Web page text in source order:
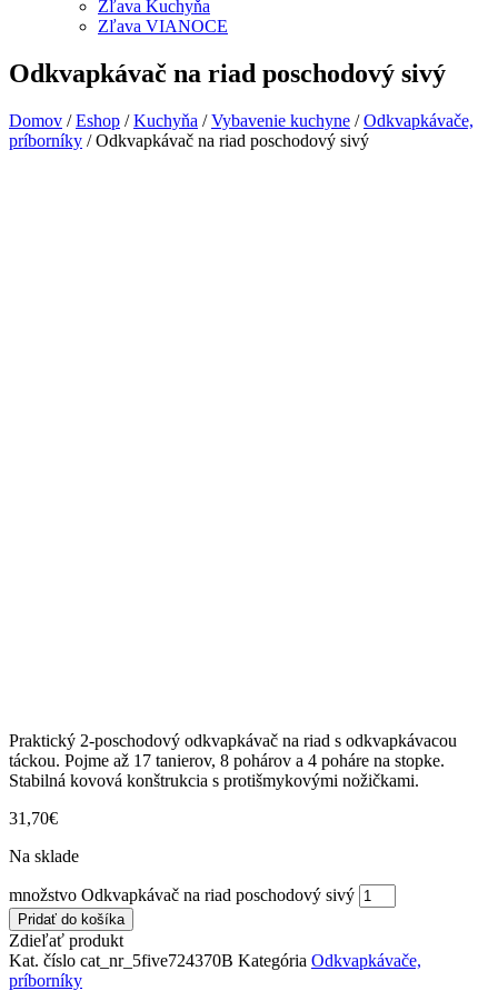
Zľava Kuchyňa
Zľava VIANOCE
Odkvapkávač na riad poschodový sivý
Domov /Eshop /Kuchyňa /Vybavenie kuchyne /Odkvapkávače,
príborníky / Odkvapkávač na riad poschodový sivý
Praktický 2-poschodový odkvapkávač na riad s odkvapkávacou
táckou. Pojme až 17 tanierov, 8 pohárov a 4 poháre na stopke.
Stabilná kovová konštrukcia s protišmykovými nožičkami.
31,70€
Na sklade
množstvo Odkvapkávač na riad poschodový sivý
Pridať do košíka
Zdieľať produkt
Kat. číslo cat_nr_5five724370B Kategória Odkvapkávače,
príborníky